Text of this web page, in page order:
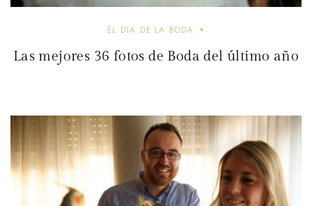
EL DIA DE LA BODA
Las mejores 36 fotos de Boda del último año